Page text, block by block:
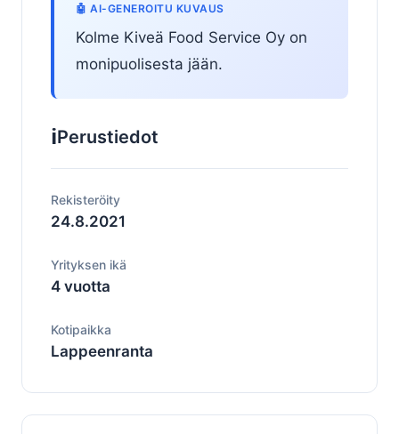
🤖 AI-GENEROITU KUVAUS
Kolme Kiveä Food Service Oy on
monipuolisesta jään.
ℹ️Perustiedot
Rekisteröity
24.8.2021
Yrityksen ikä
4 vuotta
Kotipaikka
Lappeenranta